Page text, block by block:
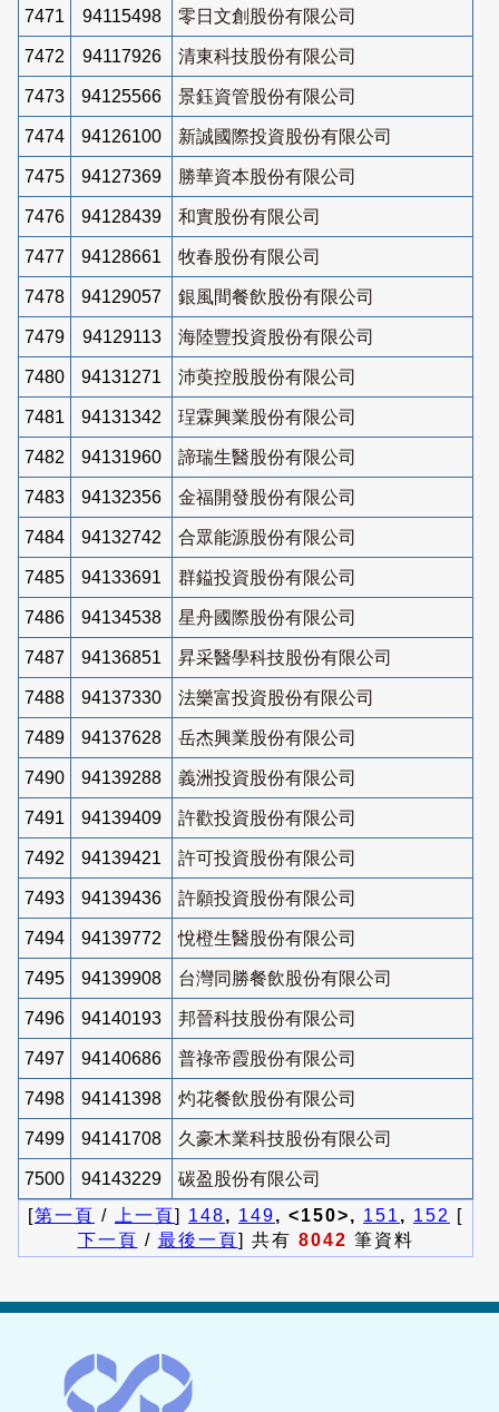
7471 94115498 零日文創股份有限公司
7472 94117926 清東科技股份有限公司
7473 94125566 景鈺資管股份有限公司
7474 94126100 新誠國際投資股份有限公司
7475 94127369 勝華資本股份有限公司
7476 94128439 和實股份有限公司
7477 94128661 牧春股份有限公司
7478 94129057 銀風間餐飲股份有限公司
7479 94129113 海陸豐投資股份有限公司
7480 94131271 沛萸控股股份有限公司
7481 94131342 珵霖興業股份有限公司
7482 94131960 諦瑞生醫股份有限公司
7483 94132356 金福開發股份有限公司
7484 94132742 合眾能源股份有限公司
7485 94133691 群鎰投資股份有限公司
7486 94134538 星舟國際股份有限公司
7487 94136851 昇采醫學科技股份有限公司
7488 94137330 法樂富投資股份有限公司
7489 94137628 岳杰興業股份有限公司
7490 94139288 義洲投資股份有限公司
7491 94139409 許歡投資股份有限公司
7492 94139421 許可投資股份有限公司
7493 94139436 許願投資股份有限公司
7494 94139772 悅橙生醫股份有限公司
7495 94139908 台灣同勝餐飲股份有限公司
7496 94140193 邦晉科技股份有限公司
7497 94140686 普祿帝霞股份有限公司
7498 94141398 灼花餐飲股份有限公司
7499 94141708 久豪木業科技股份有限公司
7500 94143229
碳盈股份有限公司
[第一頁 / 上一頁] 148, 149, <150>, 151 , 152
[
下一頁 / 最後一頁] 共有 8042 筆資料